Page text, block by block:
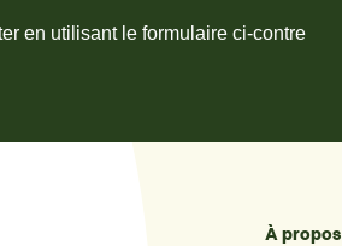
en utilisant le formulaire ci-contre
À propos